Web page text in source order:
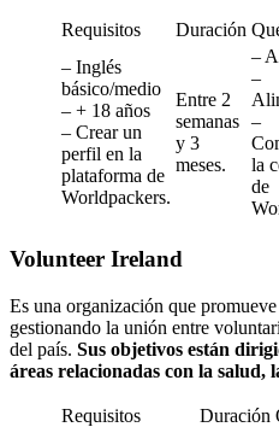
Requisitos Duración
– Inglés
básico/medio
– + 18 años
– Crear un
perfil en la
plataforma de
Worldpackers.
Entre 2
semanas
y 3
meses.
–
–
–
la
de
Volunteer Ireland
Es una organización que
gestionando la unión entre
del país. Sus objetivos están
áreas relacionadas con la salud,
Requisitos Duración